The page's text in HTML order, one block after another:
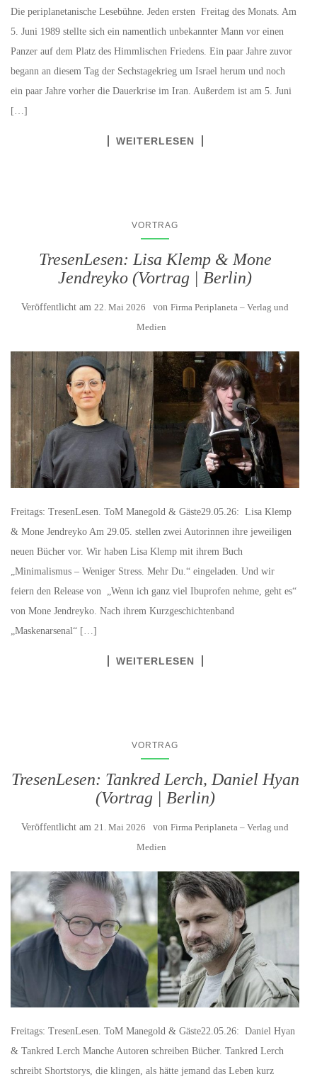
Die periplanetanische Lesebühne. Jeden ersten Freitag des Monats. Am
5. Juni 1989 stellte sich ein namentlich unbekannter Mann vor einen
Panzer auf dem Platz des Himmlischen Friedens. Ein paar Jahre zuvor
begann an diesem Tag der Sechstagekrieg um Israel herum und noch
ein paar Jahre vorher die Dauerkrise im Iran. Außerdem ist am 5. Juni
[…]
WEITERLESEN
VORTRAG
TresenLesen: Lisa Klemp & Mone
Jendreyko (Vortrag | Berlin)
Veröffentlicht am 22. Mai 2026 von Firma Periplaneta – Verlag und
Medien
Freitags: TresenLesen. ToM Manegold & Gäste29.05.26: Lisa Klemp
& Mone Jendreyko Am 29.05. stellen zwei Autorinnen ihre jeweiligen
neuen Bücher vor. Wir haben Lisa Klemp mit ihrem Buch
„Minimalismus – Weniger Stress. Mehr Du.“ eingeladen. Und wir
feiern den Release von „Wenn ich ganz viel Ibuprofen nehme, geht es“
von Mone Jendreyko. Nach ihrem Kurzgeschichtenband
„Maskenarsenal“ […]
WEITERLESEN
VORTRAG
TresenLesen: Tankred Lerch, Daniel Hyan
(Vortrag | Berlin)
Veröffentlicht am 21. Mai 2026 von Firma Periplaneta – Verlag und
Medien
Freitags: TresenLesen. ToM Manegold & Gäste22.05.26: Daniel Hyan
& Tankred Lerch Manche Autoren schreiben Bücher. Tankred Lerch
schreibt Shortstorys, die klingen, als hätte jemand das Leben kurz